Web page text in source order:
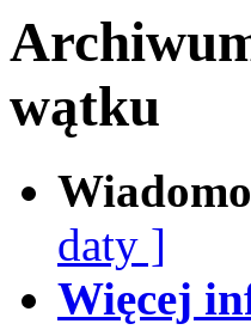
wątku
daty ]
Więcej